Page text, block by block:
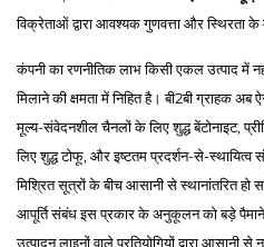
विक्रेताओं द्वारा आवश्यक गुणवत्ता और स्थिरता के
कंपनी का रणनीतिक लाभ किसी एकल उत्पाद में
मिलाने की क्षमता में निहित है। बी2बी ग्राहक
मूल्य-संवेदनशील चैनलों के लिए शुद्ध बेंटोनाइट,
लिए शुद्ध टोफू, और इष्टतम प्रदर्शन-से-
मिश्रित सूत्रों के बीच आसानी से स्थानांतरित
आपूर्ति संबंध इस प्रकार के अनुकूलन को बड़े
उत्पादन लाइनों वाले प्रतियोगियों द्वारा आसानी